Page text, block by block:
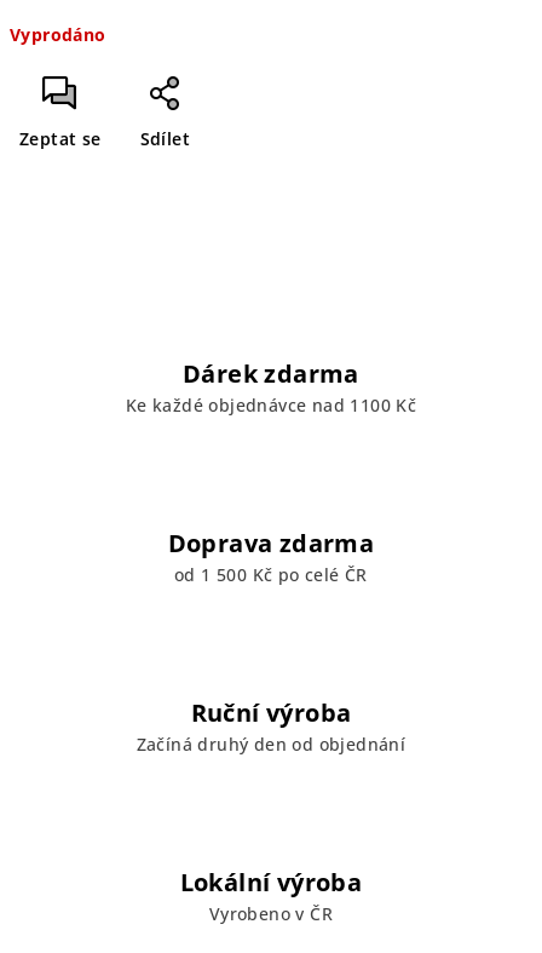
cena:
Vyprodáno
Zeptat se Sdílet
Dárek zdarma
Ke každé objednávce nad 1100 Kč
Doprava zdarma
od 1 500 Kč po celé ČR
Ruční výroba
Začíná druhý den od objednání
Lokální výroba
Vyrobeno v ČR